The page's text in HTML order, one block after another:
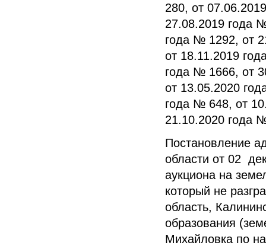
280, от
27.08.2019 года
года № 1292, от
от 18.11.2019
года № 1666, от
от 13.05.2020
года № 648, от
21.10.2020 года
Постановление
области от 02
аукциона на
который не
область,
образования
Михайловка по